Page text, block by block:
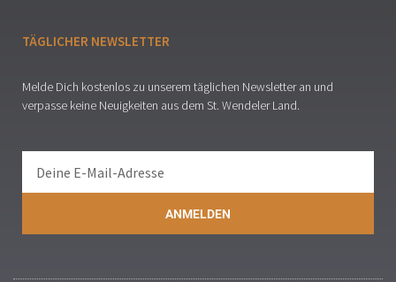
TÄGLICHER NEWSLETTER
Melde Dich kostenlos zu unserem täglichen Newsletter an und
verpasse keine Neuigkeiten aus dem St. Wendeler Land.
ANMELDEN